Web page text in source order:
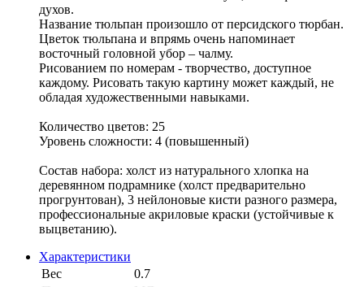
духов.
Название тюльпан произошло от персидского тюрбан.
Цветок тюльпана и впрямь очень напоминает
восточный головной убор – чалму.
Рисованием по номерам - творчество, доступное
каждому. Рисовать такую картину может каждый, не
обладая художественными навыками.
Количество цветов: 25
Уровень сложности: 4 (повышенный)
Состав набора: холст из натурального хлопка на
деревянном подрамнике (холст предварительно
прогрунтован), 3 нейлоновые кисти разного размера,
профессиональные акриловые краски (устойчивые к
выцветанию).
Характеристики
Вес
0.7